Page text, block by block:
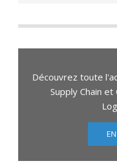
Découvrez toute
Supply Chain